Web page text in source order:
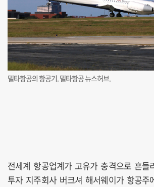
델타항공의 항공기. 델타항공 뉴스허브.
전세계 항공업계가 고유가 충격으로 흔들
투자 지주회사 버크셔 해서웨이가 항공주